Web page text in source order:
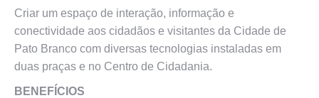
Criar um espaço de interação, informação e
conectividade aos cidadãos e visitantes da Cidade de
Pato Branco com diversas tecnologias instaladas em
duas praças e no Centro de Cidadania.
BENEFÍCIOS